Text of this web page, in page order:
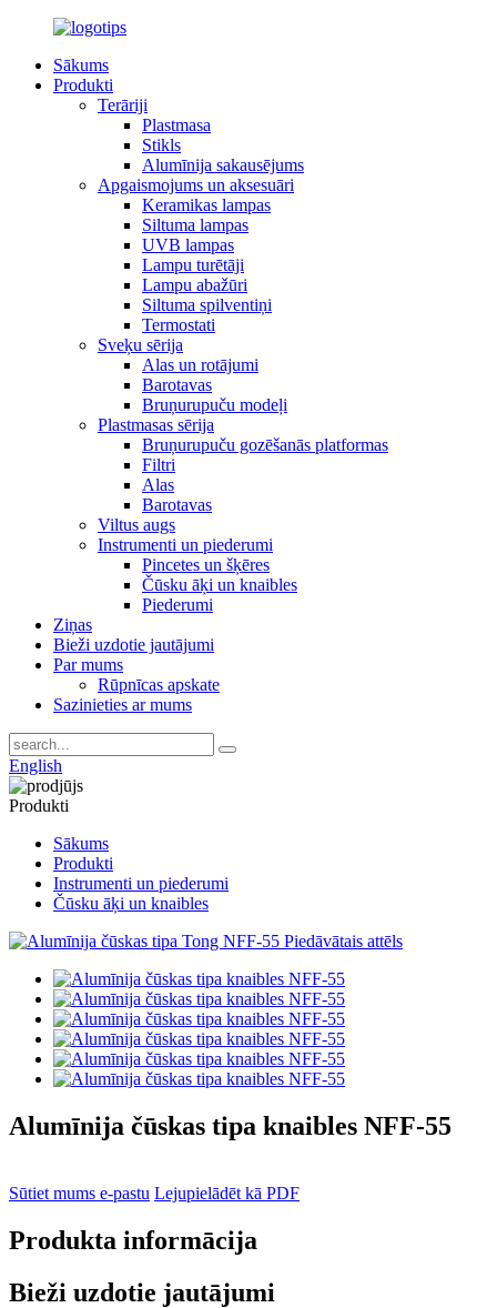
Sākums
Produkti
Terāriji
Plastmasa
Stikls
Alumīnija sakausējums
Apgaismojums un aksesuāri
Keramikas lampas
Siltuma lampas
UVB lampas
Lampu turētāji
Lampu abažūri
Siltuma spilventiņi
Termostati
Sveķu sērija
Alas un rotājumi
Barotavas
Bruņurupuču modeļi
Plastmasas sērija
Bruņurupuču gozēšanās platformas
Filtri
Alas
Barotavas
Viltus augs
Instrumenti un piederumi
Pincetes un šķēres
Čūsku āķi un knaibles
Piederumi
Ziņas
Bieži uzdotie jautājumi
Par mums
Rūpnīcas apskate
Sazinieties ar mums
English
Produkti
Sākums
Produkti
Instrumenti un piederumi
Čūsku āķi un knaibles
Alumīnija čūskas tipa knaibles NFF-55
Sūtiet mums e-pastu Lejupielādēt kā PDF
Produkta informācija
Bieži uzdotie jautājumi